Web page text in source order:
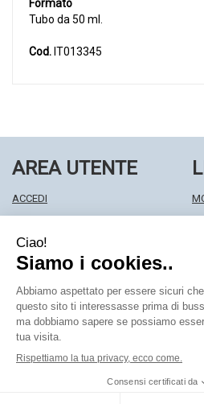
Formato
Tubo da 50 ml.
Cod. IT013345
AREA UTENTE
ACCEDI
WISHLIST
ISCRIZIONE ALLA NEWSLETTER
Farmacia Centrale Srl
Numero R.E.A.: